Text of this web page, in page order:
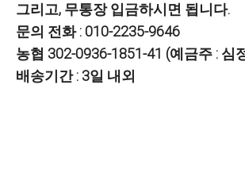
그리고, 무통장 입금하시면 됩니다.
문의 전화 : 010-2235-9646
농협 302-0936-1851-41 (예금주 : 심
배송기간 : 3일 내외